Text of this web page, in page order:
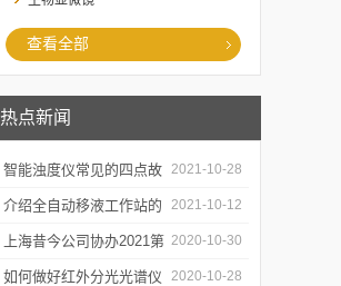
查看全部
热点新闻
智能浊度仪常见的四点故
障
2021-10-28
介绍全自动移液工作站的
三种移液方式
2021-10-12
上海昔今公司协办2021第
二届上海沪助科研圈发展
2020-10-30
如何做好红外分光光谱仪 2020-10-28